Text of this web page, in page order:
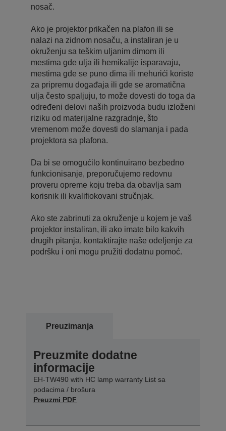
nosač.
Ako je projektor prikačen na plafon ili se
nalazi na zidnom nosaču, a instaliran je u
okruženju sa teškim uljanim dimom ili
mestima gde ulja ili hemikalije isparavaju,
mestima gde se puno dima ili mehurići koriste
za pripremu događaja ili gde se aromatična
ulja često spaljuju, to može dovesti do toga da
određeni delovi naših proizvoda budu izloženi
riziku od materijalne razgradnje, što
vremenom može dovesti do slamanja i pada
projektora sa plafona.
Da bi se omogućilo kontinuirano bezbedno
funkcionisanje, preporučujemo redovnu
proveru opreme koju treba da obavlja sam
korisnik ili kvalifiokovani stručnjak.
Ako ste zabrinuti za okruženje u kojem je vaš
projektor instaliran, ili ako imate bilo kakvih
drugih pitanja, kontaktirajte naše odeljenje za
podršku i oni mogu pružiti dodatnu pomoć.
Preuzimanja
Preuzmite dodatne
informacije
EH-TW490 with HC lamp warranty List sa
podacima / brošura
Preuzmi PDF